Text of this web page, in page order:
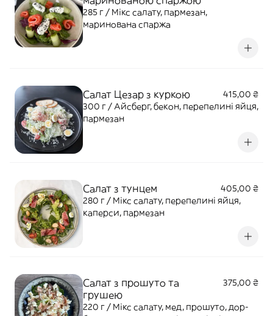
285 г / Мікс салату, пармезан,
маринована спаржа
Салат Цезар з куркою
415,00 ₴
300 г / Айсберг, бекон, перепелині яйця,
пармезан
Салат з тунцем
405,00 ₴
280 г / Мікс салату, перепелині яйця,
каперси, пармезан
Салат з прошуто та
грушею
375,00 ₴
220 г / Мікс салату, мед, прошуто, дор-